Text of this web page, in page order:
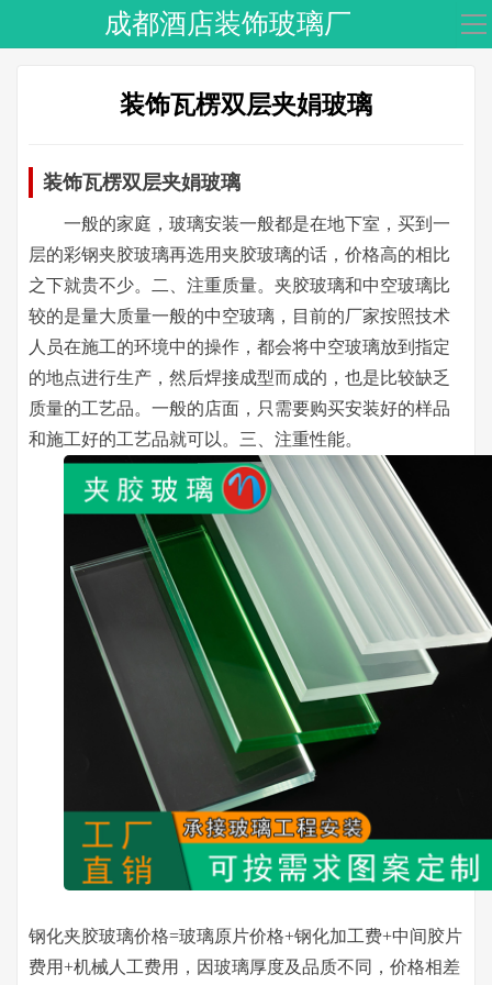
导
成都酒店装饰玻璃厂
网站首页
激光内雕
夹娟夹胶
渐变玻璃
压花玻璃
工程玻璃
装饰瓦楞双层夹娟玻璃
装饰瓦楞双层夹娟玻璃
一般的家庭，玻璃安装一般都是在地下室，买到一
层的彩钢夹胶玻璃再选用夹胶玻璃的话，价格高的相比
之下就贵不少。二、注重质量。夹胶玻璃和中空玻璃比
较的是量大质量一般的中空玻璃，目前的厂家按照技术
人员在施工的环境中的操作，都会将中空玻璃放到指定
的地点进行生产，然后焊接成型而成的，也是比较缺乏
质量的工艺品。一般的店面，只需要购买安装好的样品
和施工好的工艺品就可以。三、注重性能。
钢化夹胶玻璃价格=玻璃原片价格+钢化加工费+中间胶片
费用+机械人工费用，因玻璃厚度及品质不同，价格相差